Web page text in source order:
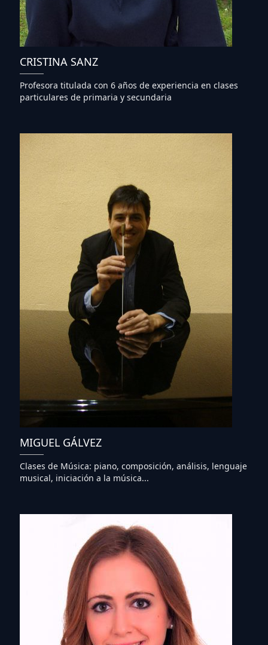
CRISTINA SANZ
Profesora titulada con 6 años de experiencia en clases
particulares de primaria y secundaria
MIGUEL GÁLVEZ
Clases de Música: piano, composición, análisis, lenguaje
musical, iniciación a la música...